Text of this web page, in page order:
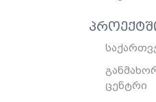
ცენტრი